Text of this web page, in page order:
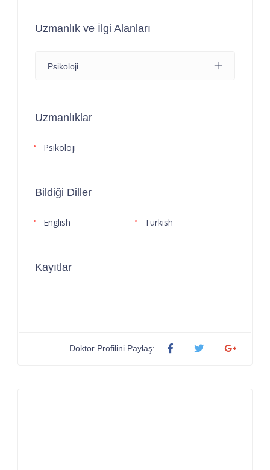
Uzmanlık ve İlgi Alanları
Psikoloji
Uzmanlıklar
Psikoloji
Bildiği Diller
English Turkish
Kayıtlar
Doktor Profilini Paylaş: